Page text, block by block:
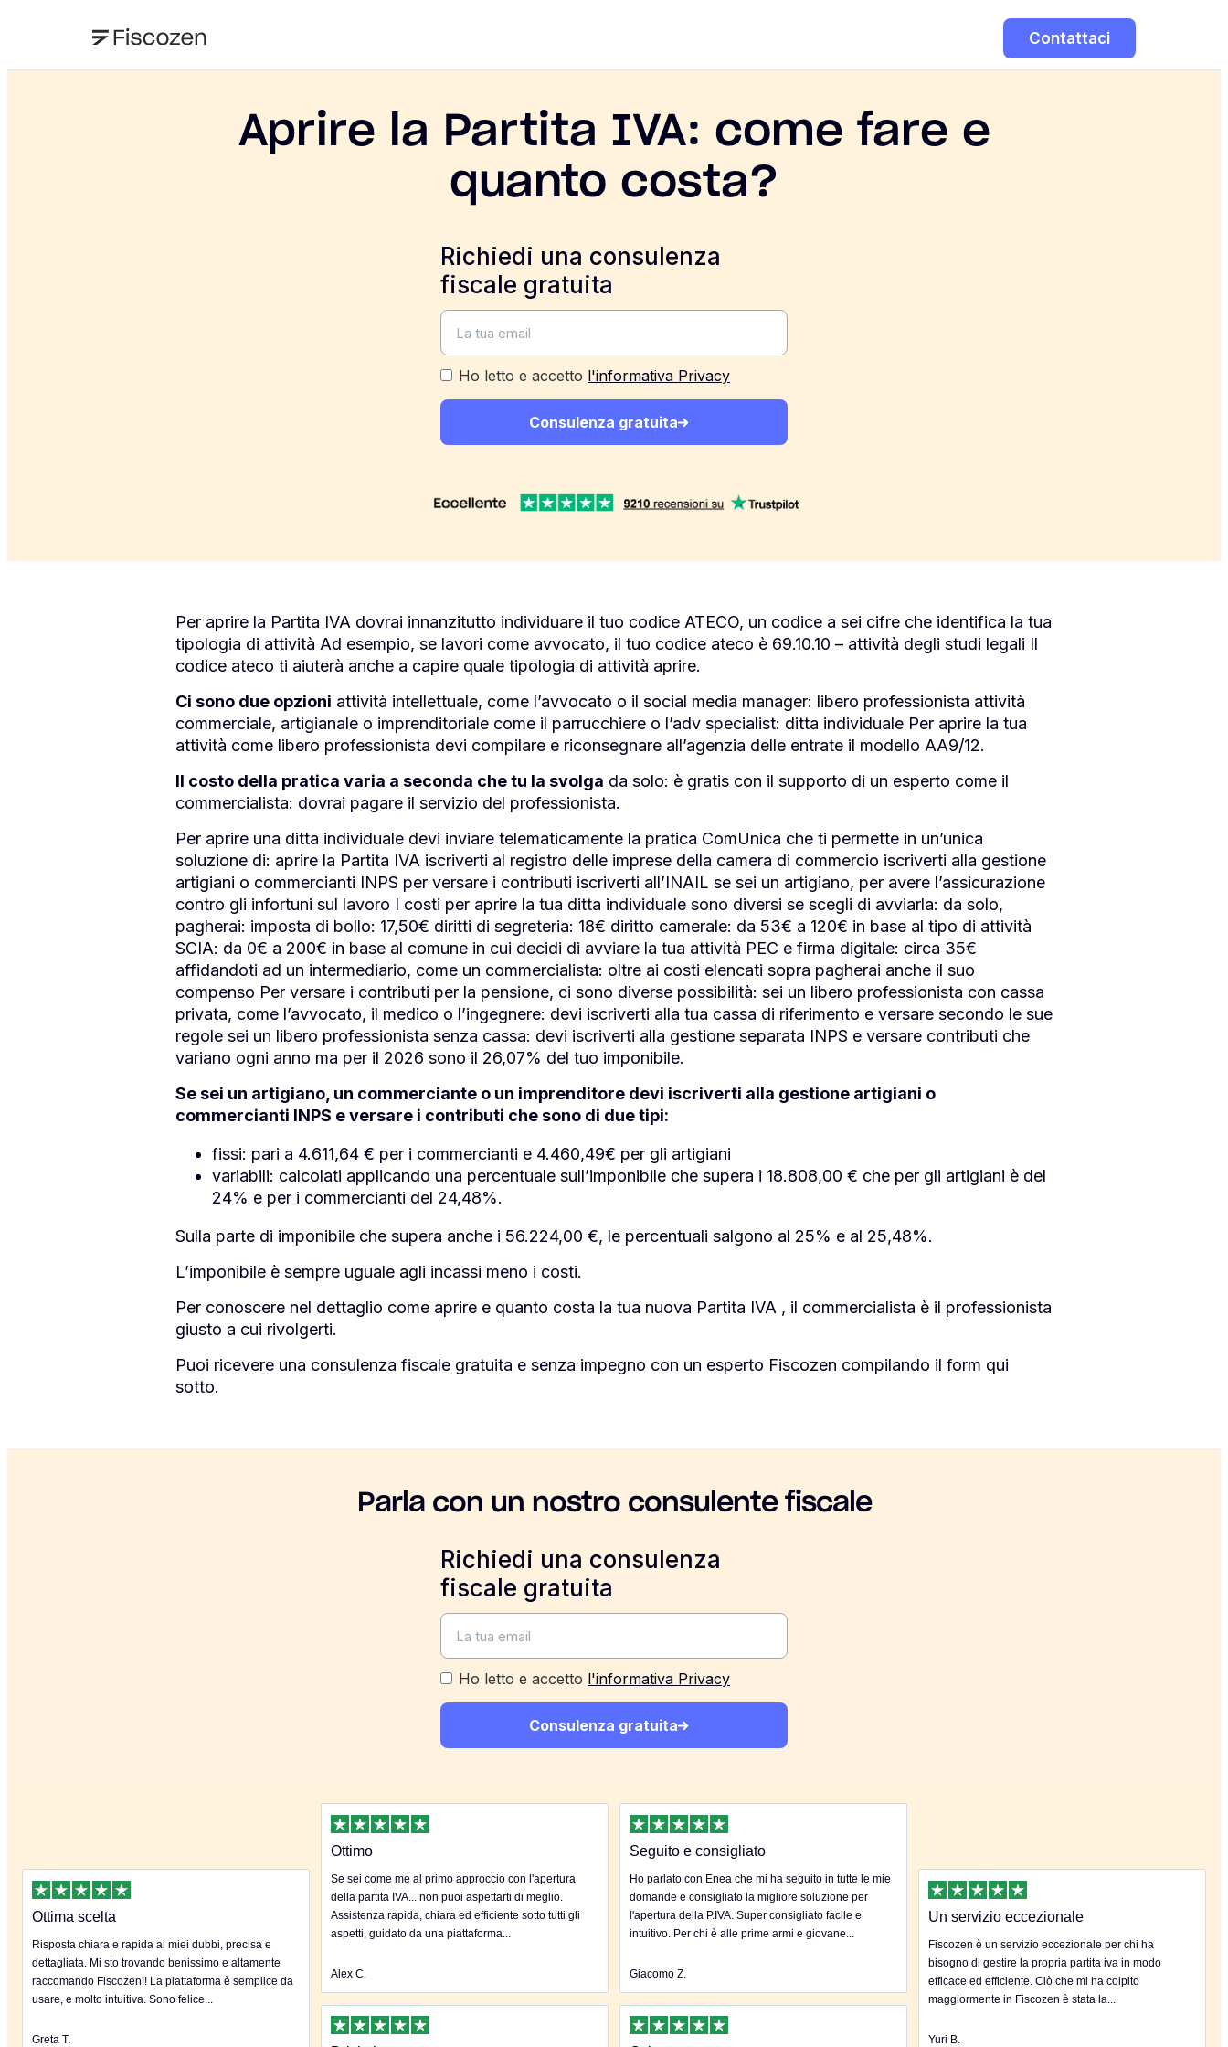
Contattaci
Aprire la Partita IVA: come fare e
quanto costa?
Richiedi una consulenza
fiscale gratuita
Ho letto e accetto l'informativa Privacy
Consulenza gratuita
Per aprire la Partita IVA dovrai innanzitutto individuare il tuo codice ATECO, un codice a sei cifre che identifica la tua
tipologia di attività Ad esempio, se lavori come avvocato, il tuo codice ateco è 69.10.10 – attività degli studi legali Il
codice ateco ti aiuterà anche a capire quale tipologia di attività aprire.
Ci sono due opzioni attività intellettuale, come l’avvocato o il social media manager: libero professionista attività
commerciale, artigianale o imprenditoriale come il parrucchiere o l’adv specialist: ditta individuale Per aprire la tua
attività come libero professionista devi compilare e riconsegnare all’agenzia delle entrate il modello AA9/12.
Il costo della pratica varia a seconda che tu la svolga da solo: è gratis con il supporto di un esperto come il
commercialista: dovrai pagare il servizio del professionista.
Per aprire una ditta individuale devi inviare telematicamente la pratica ComUnica che ti permette in un’unica
soluzione di: aprire la Partita IVA iscriverti al registro delle imprese della camera di commercio iscriverti alla gestione
artigiani o commercianti INPS per versare i contributi iscriverti all’INAIL se sei un artigiano, per avere l’assicurazione
contro gli infortuni sul lavoro I costi per aprire la tua ditta individuale sono diversi se scegli di avviarla: da solo,
pagherai: imposta di bollo: 17,50€ diritti di segreteria: 18€ diritto camerale: da 53€ a 120€ in base al tipo di attività
SCIA: da 0€ a 200€ in base al comune in cui decidi di avviare la tua attività PEC e firma digitale: circa 35€
affidandoti ad un intermediario, come un commercialista: oltre ai costi elencati sopra pagherai anche il suo
compenso Per versare i contributi per la pensione, ci sono diverse possibilità: sei un libero professionista con cassa
privata, come l’avvocato, il medico o l’ingegnere: devi iscriverti alla tua cassa di riferimento e versare secondo le sue
regole sei un libero professionista senza cassa: devi iscriverti alla gestione separata INPS e versare contributi che
variano ogni anno ma per il 2026 sono il 26,07% del tuo imponibile.
Se sei un artigiano, un commerciante o un imprenditore devi iscriverti alla gestione artigiani o
commercianti INPS e versare i contributi che sono di due tipi:
fissi: pari a 4.611,64 € per i commercianti e 4.460,49€ per gli artigiani
variabili: calcolati applicando una percentuale sull’imponibile che supera i 18.808,00 € che per gli artigiani è del
24% e per i commercianti del 24,48%.
Sulla parte di imponibile che supera anche i 56.224,00 €, le percentuali salgono al 25% e al 25,48%.
L’imponibile è sempre uguale agli incassi meno i costi.
Per conoscere nel dettaglio come aprire e quanto costa la tua nuova Partita IVA , il commercialista è il professionista
giusto a cui rivolgerti.
Puoi ricevere una consulenza fiscale gratuita e senza impegno con un esperto Fiscozen compilando il form qui
sotto.
Parla con un nostro consulente fiscale
Richiedi una consulenza
fiscale gratuita
Ho letto e accetto l'informativa Privacy
Consulenza gratuita
Ottima scelta
Risposta chiara e rapida ai miei dubbi, precisa e
dettagliata. Mi sto trovando benissimo e altamente
raccomando Fiscozen!! La piattaforma è semplice da
usare, e molto intuitiva. Sono felice...
Greta T.
Ottimo
Se sei come me al primo approccio con l'apertura
della partita IVA... non puoi aspettarti di meglio.
Assistenza rapida, chiara ed efficiente sotto tutti gli
aspetti, guidato da una piattaforma...
Alex C.
Seguito e consigliato
Ho parlato con Enea che mi ha seguito in tutte le mie
domande e consigliato la migliore soluzione per
l'apertura della P.IVA. Super consigliato facile e
intuitivo. Per chi è alle prime armi e giovane...
Giacomo Z.
Un servizio eccezionale
Fiscozen è un servizio eccezionale per chi ha
bisogno di gestire la propria partita iva in modo
efficace ed efficiente. Ciò che mi ha colpito
maggiormente in Fiscozen è stata la...
Yuri B.